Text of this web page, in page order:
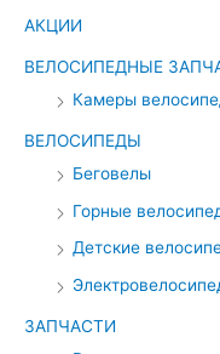
АКЦИИ
ВЕЛОСИПЕДНЫЕ
Камеры
ВЕЛОСИПЕДЫ
Беговелы
Горные
Детские
ЗАПЧАСТИ